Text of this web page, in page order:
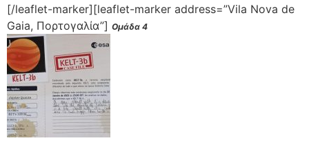
[/leaflet-marker][leaflet-marker address=”Vila Nova de
Gaia, Πορτογαλία”] Ομάδα 4